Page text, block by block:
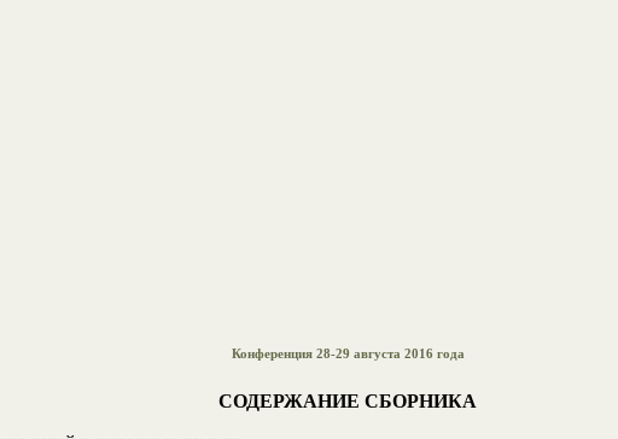
Конференция 28-29 августа 2016 года
СОДЕРЖАНИЕ СБОРНИКА